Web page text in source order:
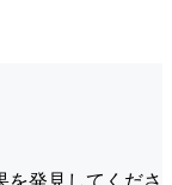
発見してくださ